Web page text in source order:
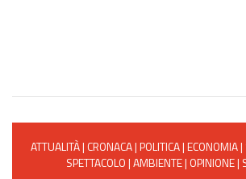
ATTUALITÀ| CRONACA|POLITICA|ECONOMIA|
SPETTACOLO|AMBIENTE| OPINIONE|